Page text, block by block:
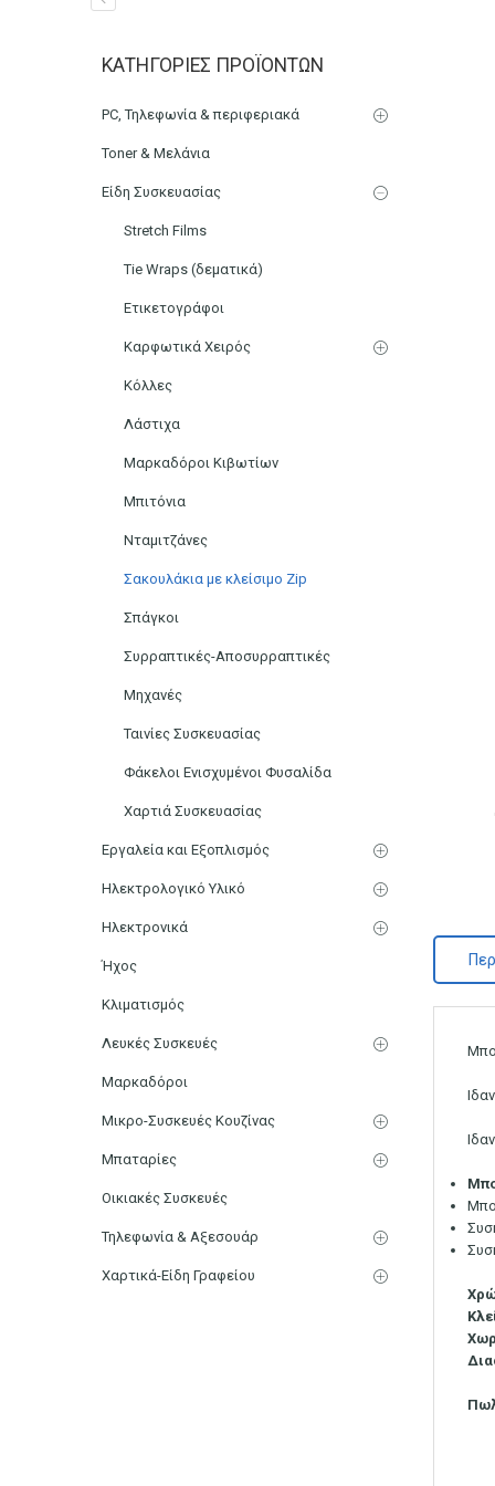
Μπουκάλι 50ml Γυάλινο
ΚΑΤΗΓΟΡΊΕΣ ΠΡΟΪΌΝΤΩΝ
PC, Τηλεφωνία & περιφεριακά
Toner & Μελάνια
Είδη Συσκευασίας
Stretch Films
Tie Wraps (δεματικά)
Ετικετογράφοι
Καρφωτικά Χειρός
Κόλλες
Λάστιχα
Μαρκαδόροι Κιβωτίων
Μπιτόνια
Νταμιτζάνες
Σακουλάκια με κλείσιμο Zip
Σπάγκοι
Συρραπτικές-Αποσυρραπτικές
Μηχανές
Ταινίες Συσκευασίας
Φάκελοι Ενισχυμένοι Φυσαλίδα
Χαρτιά Συσκευασίας
Εργαλεία και Εξοπλισμός
Ηλεκτρολογικό Υλικό
Ηλεκτρονικά
Ήχος
Κλιματισμός
Λευκές Συσκευές
Μαρκαδόροι
Μικρο-Συσκευές Κουζίνας
Μπαταρίες
Οικιακές Συσκευές
Τηλεφωνία & Αξεσουάρ
Χαρτικά-Είδη Γραφείου